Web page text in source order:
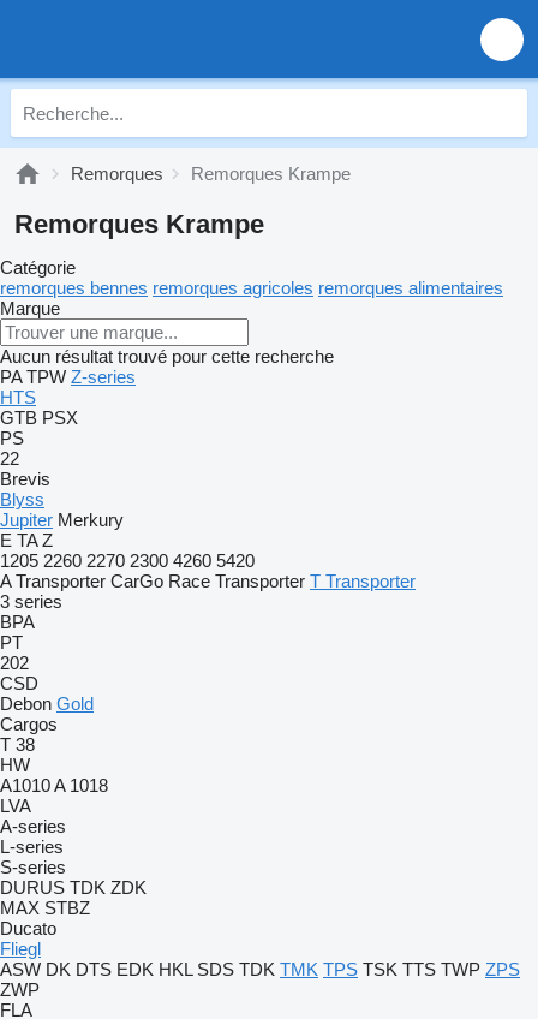
Remorques Remorques Krampe
Remorques Krampe
Catégorie
remorques bennes remorques agricoles remorques alimentaires
Marque
Aucun résultat trouvé pour cette recherche
PA TPW Z-series
HTS
GTB PSX
PS
22
Brevis
Blyss
Jupiter Merkury
E TA Z
1205 2260 2270 2300 4260 5420
A Transporter CarGo Race Transporter T Transporter
3 series
BPA
PT
202
CSD
Debon Gold
Cargos
T 38
HW
A1010A 1018
LVA
A-series
L-series
S-series
DURUS TDK ZDK
MAX STBZ
Ducato
Fliegl
ASW DK DTS EDK HKL SDS TDK TMK TPS TSK TTS TWP ZPS
ZWP
FLA